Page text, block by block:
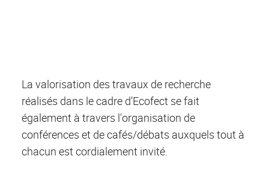
La valorisation des travaux de recherche
réalisés dans le cadre d’Ecofect se fait
également à travers l'organisation de
conférences et de cafés/débats auxquels tout à
chacun est cordialement invité.